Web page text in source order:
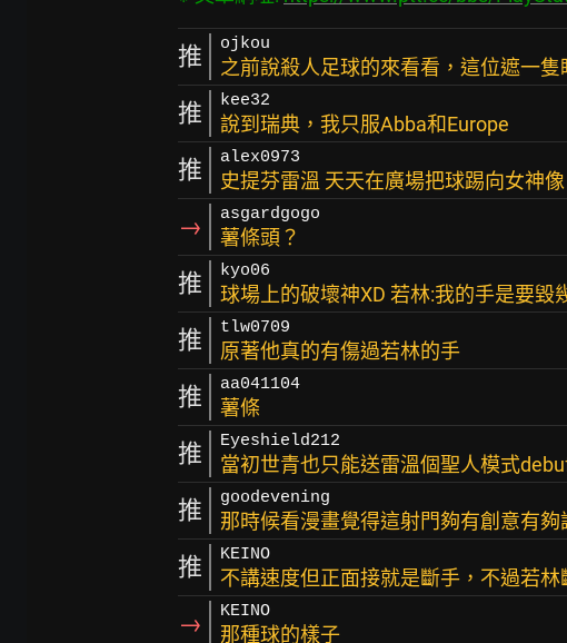
推 ojkou
之前說殺人足球的來看看，這位遮一隻
推 kee32
說到瑞典，我只服Abba和Europe
推 alex0973
史提芬雷溫 天天在廣場把球踢向女神
→ asgardgogo
薯條頭？
推 kyo06
球場上的破壞神XD 若林:我的手是要毀
推 tlw0709
原著他真的有傷過若林的手
推 aa041104
薯條
推 Eyeshield212
當初世青也只能送雷溫個聖人模式
推 goodevening
那時候看漫畫覺得這射門夠有創意有夠
推 KEINO
不講速度但正面接就是斷手，不過若
→ KEINO
那種球的樣子